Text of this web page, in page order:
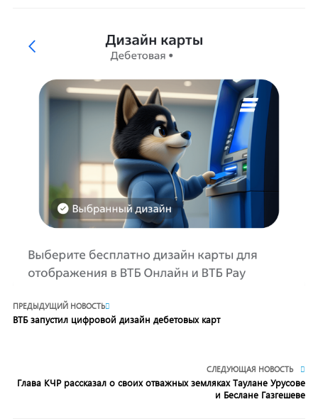
ПРЕДЫДУЩИЙ НОВОСТЬ
ВТБ запустил цифровой дизайн дебетовых карт
СЛЕДУЮЩАЯ НОВОСТЬ
Глава КЧР рассказал о своих отважных земляках Таулане Урусове
и Беслане Газгешеве